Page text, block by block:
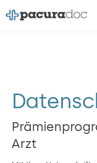
Inhalt
Magazin
Über uns
Kontakt
Arzt